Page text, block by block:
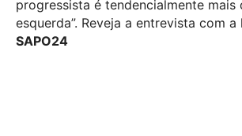
progressista é tendencialmente mais
esquerda”. Reveja a entrevista com
SAPO24